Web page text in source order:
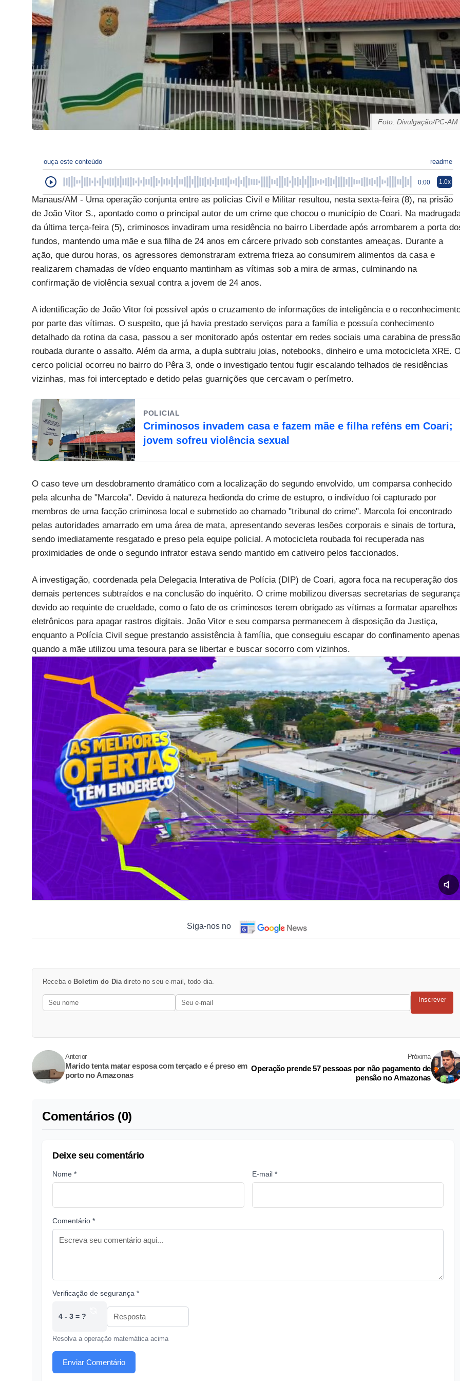
Foto: Divulgação/PC-AM
ouça este conteúdo readme
0:00 1.0x
Manaus/AM - Uma operação conjunta entre as polícias Civil e Militar resultou, nesta sexta-feira (8), na prisão
de João Vitor S., apontado como o principal autor de um crime que chocou o município de Coari. Na
da última terça-feira (5), criminosos invadiram uma residência no bairro Liberdade após arrombarem a porta
fundos, mantendo uma mãe e sua filha de 24 anos em cárcere privado sob constantes ameaças. Durante a
ação, que durou horas, os agressores demonstraram extrema frieza ao consumirem alimentos da casa e
realizarem chamadas de vídeo enquanto mantinham as vítimas sob a mira de armas, culminando na
confirmação de violência sexual contra a jovem de 24 anos.
A identificação de João Vitor foi possível após o cruzamento de informações de inteligência e o
por parte das vítimas. O suspeito, que já havia prestado serviços para a família e possuía conhecimento
detalhado da rotina da casa, passou a ser monitorado após ostentar em redes sociais uma carabina de pressão
roubada durante o assalto. Além da arma, a dupla subtraiu joias, notebooks, dinheiro e uma motocicleta XRE.
cerco policial ocorreu no bairro do Pêra 3, onde o investigado tentou fugir escalando telhados de residências
vizinhas, mas foi interceptado e detido pelas guarnições que cercavam o perímetro.
POLICIAL
Criminosos invadem casa e fazem mãe e filha reféns em Coari;
jovem sofreu violência sexual
O caso teve um desdobramento dramático com a localização do segundo envolvido, um comparsa conhecido
pela alcunha de "Marcola". Devido à natureza hedionda do crime de estupro, o indivíduo foi capturado por
membros de uma facção criminosa local e submetido ao chamado "tribunal do crime". Marcola foi encontrado
pelas autoridades amarrado em uma área de mata, apresentando severas lesões corporais e sinais de tortura,
sendo imediatamente resgatado e preso pela equipe policial. A motocicleta roubada foi recuperada nas
proximidades de onde o segundo infrator estava sendo mantido em cativeiro pelos faccionados.
A investigação, coordenada pela Delegacia Interativa de Polícia (DIP) de Coari, agora foca na recuperação dos
demais pertences subtraídos e na conclusão do inquérito. O crime mobilizou diversas secretarias de
devido ao requinte de crueldade, como o fato de os criminosos terem obrigado as vítimas a formatar aparelhos
eletrônicos para apagar rastros digitais. João Vitor e seu comparsa permanecem à disposição da Justiça,
enquanto a Polícia Civil segue prestando assistência à família, que conseguiu escapar do confinamento apenas
quando a mãe utilizou uma tesoura para se libertar e buscar socorro com vizinhos.
Siga-nos no
Receba o Boletim do Diadireto no seu e-mail, todo dia.
Inscrever
Anterior
Marido tenta matar esposa com terçado e é preso em
porto no Amazonas
Próxima
Operação prende 57 pessoas por não pagamento de
pensão no Amazonas
Comentários (0)
Deixe seu comentário
Nome * E-mail *
Comentário *
Verificação de segurança *
4 - 3 = ?
Resolva a operação matemática acima
Enviar Comentário